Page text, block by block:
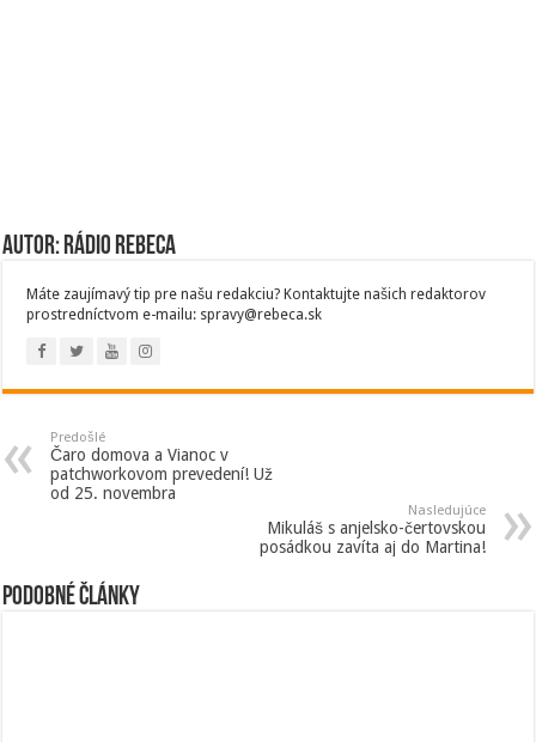
Autor: Rádio Rebeca
Máte zaujímavý tip pre našu redakciu? Kontaktujte našich redaktorov
prostredníctvom e-mailu: spravy@rebeca.sk
Predošlé
Čaro domova a Vianoc v
patchworkovom prevedení! Už
od 25. novembra
Nasledujúce
Mikuláš s anjelsko-čertovskou
posádkou zavíta aj do Martina!
Podobné články